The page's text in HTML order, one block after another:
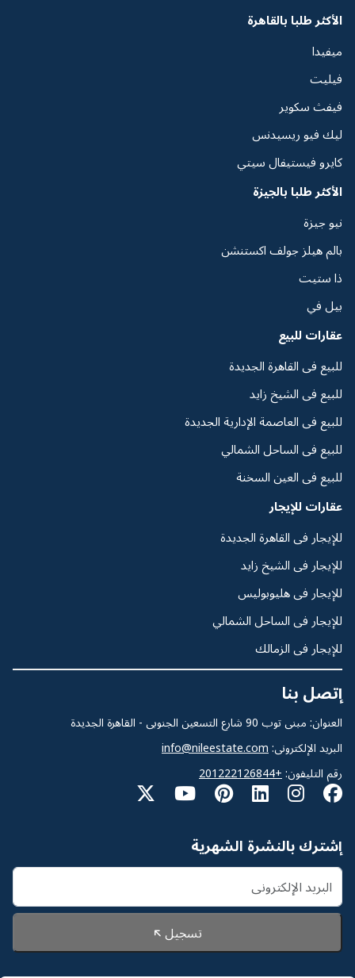
الأكثر طلبا بالقاهرة
ميفيدا
فيليت
فيفث سكوير
ليك فيو ريسيدنس
كايرو فيستيفال سيتي
الأكثر طلبا بالجيزة
نيو جيزة
بالم هيلز جولف اكستنشن
ذا ستيت
بيل في
عقارات للبيع
للبيع فى القاهرة الجديدة
للبيع فى الشيخ زايد
للبيع فى العاصمة الإدارية الجديدة
للبيع فى الساحل الشمالي
للبيع فى العين السخنة
عقارات للإيجار
للإيجار فى القاهرة الجديدة
للإيجار فى الشيخ زايد
للإيجار فى هليوبوليس
للإيجار فى الساحل الشمالي
للإيجار فى الزمالك
إتصل بنا
العنوان: مبنى توب 90 شارع التسعين الجنوبى - القاهرة الجديدة
البريد الإلكترونى: info@nileestate.com
رقم التليفون: +201222126844
إشترك بالنشرة الشهرية
تسجيل